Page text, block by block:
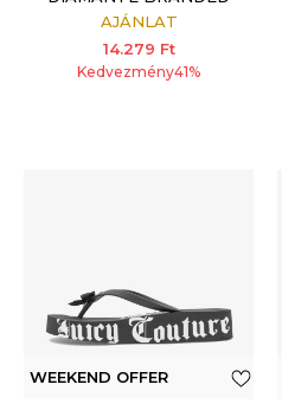
SLIDE
AJÁNLAT
14.279 Ft
Kedvezmény41%
WEEKEND OFFER